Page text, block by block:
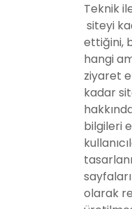
Teknik
siteyi
ettiğini,
hangi
ziyaret
kadar
bilgileri
olarak